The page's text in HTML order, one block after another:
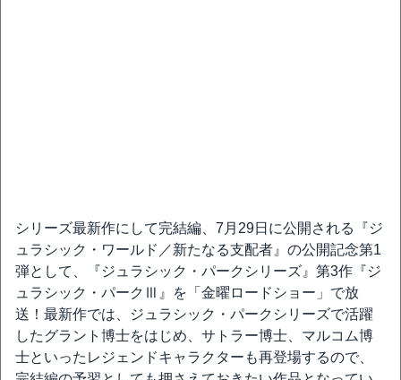
シリーズ最新作にして完結編、7月29日に公開される『ジ
ュラシック・ワールド／新たなる支配者』の公開記念第1
弾として、『ジュラシック・パークシリーズ』第3作『ジ
ュラシック・パークⅢ』を「金曜ロードショー」で放
送！最新作では、ジュラシック・パークシリーズで活躍
したグラント博士をはじめ、サトラー博士、マルコム博
士といったレジェンドキャラクターも再登場するので、